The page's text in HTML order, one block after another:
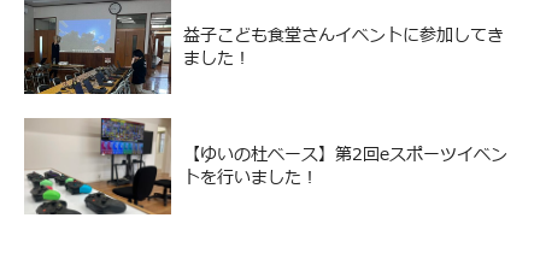
益子こども食堂さんイベントに参加してき
ました！
【ゆいの杜ベース】第2回eスポーツイベン
トを行いました！